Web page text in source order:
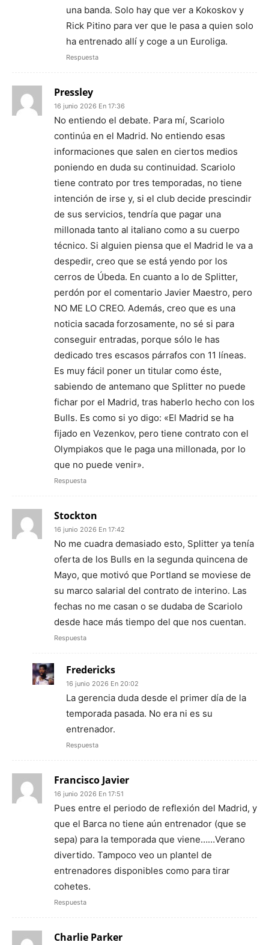
una banda. Solo hay que ver a Kokoskov y
Rick Pitino para ver que le pasa a quien solo
ha entrenado allí y coge a un Euroliga.
Respuesta
Pressley
16 junio 2026 En 17:36
No entiendo el debate. Para mí, Scariolo
continúa en el Madrid. No entiendo esas
informaciones que salen en ciertos medios
poniendo en duda su continuidad. Scariolo
tiene contrato por tres temporadas, no tiene
intención de irse y, si el club decide prescindir
de sus servicios, tendría que pagar una
millonada tanto al italiano como a su cuerpo
técnico. Si alguien piensa que el Madrid le va a
despedir, creo que se está yendo por los
cerros de Úbeda. En cuanto a lo de Splitter,
perdón por el comentario Javier Maestro, pero
NO ME LO CREO. Además, creo que es una
noticia sacada forzosamente, no sé si para
conseguir entradas, porque sólo le has
dedicado tres escasos párrafos con 11 líneas.
Es muy fácil poner un titular como éste,
sabiendo de antemano que Splitter no puede
fichar por el Madrid, tras haberlo hecho con los
Bulls. Es como si yo digo: «El Madrid se ha
fijado en Vezenkov, pero tiene contrato con el
Olympiakos que le paga una millonada, por lo
que no puede venir».
Respuesta
Stockton
16 junio 2026 En 17:42
No me cuadra demasiado esto, Splitter ya tenía
oferta de los Bulls en la segunda quincena de
Mayo, que motivó que Portland se moviese de
su marco salarial del contrato de interino. Las
fechas no me casan o se dudaba de Scariolo
desde hace más tiempo del que nos cuentan.
Respuesta
Fredericks
16 junio 2026 En 20:02
La gerencia duda desde el primer día de la
temporada pasada. No era ni es su
entrenador.
Respuesta
Francisco Javier
16 junio 2026 En 17:51
Pues entre el periodo de reflexión del Madrid, y
que el Barca no tiene aún entrenador (que se
sepa) para la temporada que viene……Verano
divertido. Tampoco veo un plantel de
entrenadores disponibles como para tirar
cohetes.
Respuesta
Charlie Parker